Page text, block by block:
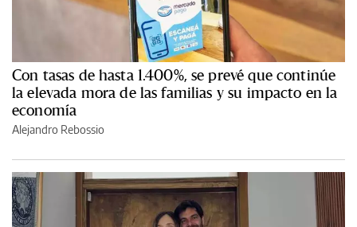
Con tasas de hasta 1.400%, se prevé que continúe
la elevada mora de las familias y su impacto en la
economía
Alejandro Rebossio